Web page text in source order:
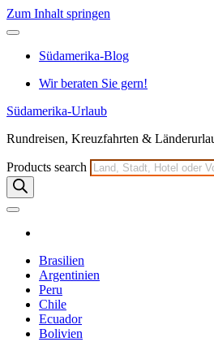
Zum Inhalt springen
Südamerika-Blog
Wir beraten Sie gern!
Südamerika-Urlaub
Rundreisen, Kreuzfahrten &
Products search
Brasilien
Argentinien
Peru
Chile
Ecuador
Bolivien